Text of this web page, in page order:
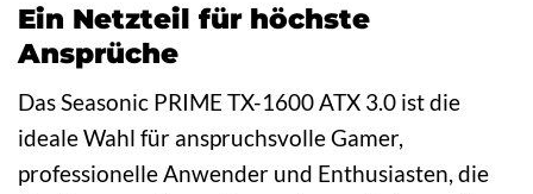
Ein Netzteil für höchste
Ansprüche
Das Seasonic PRIME TX-1600 ATX 3.0 ist die
ideale Wahl für anspruchsvolle Gamer,
professionelle Anwender und Enthusiasten, die